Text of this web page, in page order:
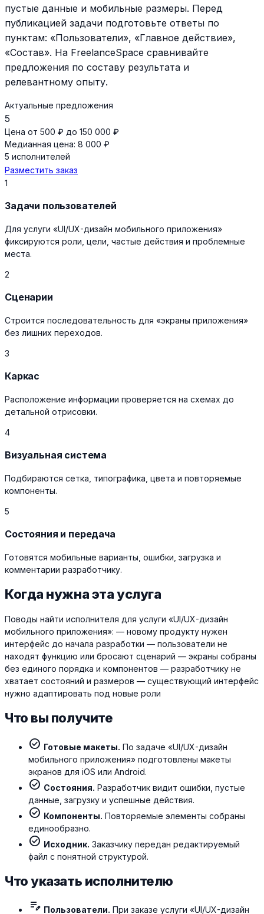
пустые данные и мобильные размеры. Перед
публикацией задачи подготовьте ответы по
пунктам: «Пользователи», «Главное действие»,
«Состав». На FreelanceSpace сравнивайте
предложения по составу результата и
релевантному опыту.
Актуальные предложения
5
Цена от 500 ₽ до 150 000 ₽
Медианная цена: 8 000 ₽
5 исполнителей
Разместить заказ
1
Задачи пользователей
Для услуги «UI/UX-дизайн мобильного приложения»
фиксируются роли, цели, частые действия и проблемные
места.
2
Сценарии
Строится последовательность для «экраны приложения»
без лишних переходов.
3
Каркас
Расположение информации проверяется на схемах до
детальной отрисовки.
4
Визуальная система
Подбираются сетка, типографика, цвета и повторяемые
компоненты.
5
Состояния и передача
Готовятся мобильные варианты, ошибки, загрузка и
комментарии разработчику.
Когда нужна эта услуга
Поводы найти исполнителя для услуги «UI/UX-дизайн
мобильного приложения»: — новому продукту нужен
интерфейс до начала разработки — пользователи не
находят функцию или бросают сценарий — экраны собраны
без единого порядка и компонентов — разработчику не
хватает состояний и размеров — существующий интерфейс
нужно адаптировать под новые роли
Что вы получите
check_circle Готовые макеты. По задаче «UI/UX-дизайн
мобильного приложения» подготовлены макеты
экранов для iOS или Android.
check_circle Состояния. Разработчик видит ошибки, пустые
данные, загрузку и успешные действия.
check_circle Компоненты. Повторяемые элементы собраны
единообразно.
check_circle Исходник. Заказчику передан редактируемый
файл с понятной структурой.
Что указать исполнителю
edit_note Пользователи. При заказе услуги «UI/UX-дизайн